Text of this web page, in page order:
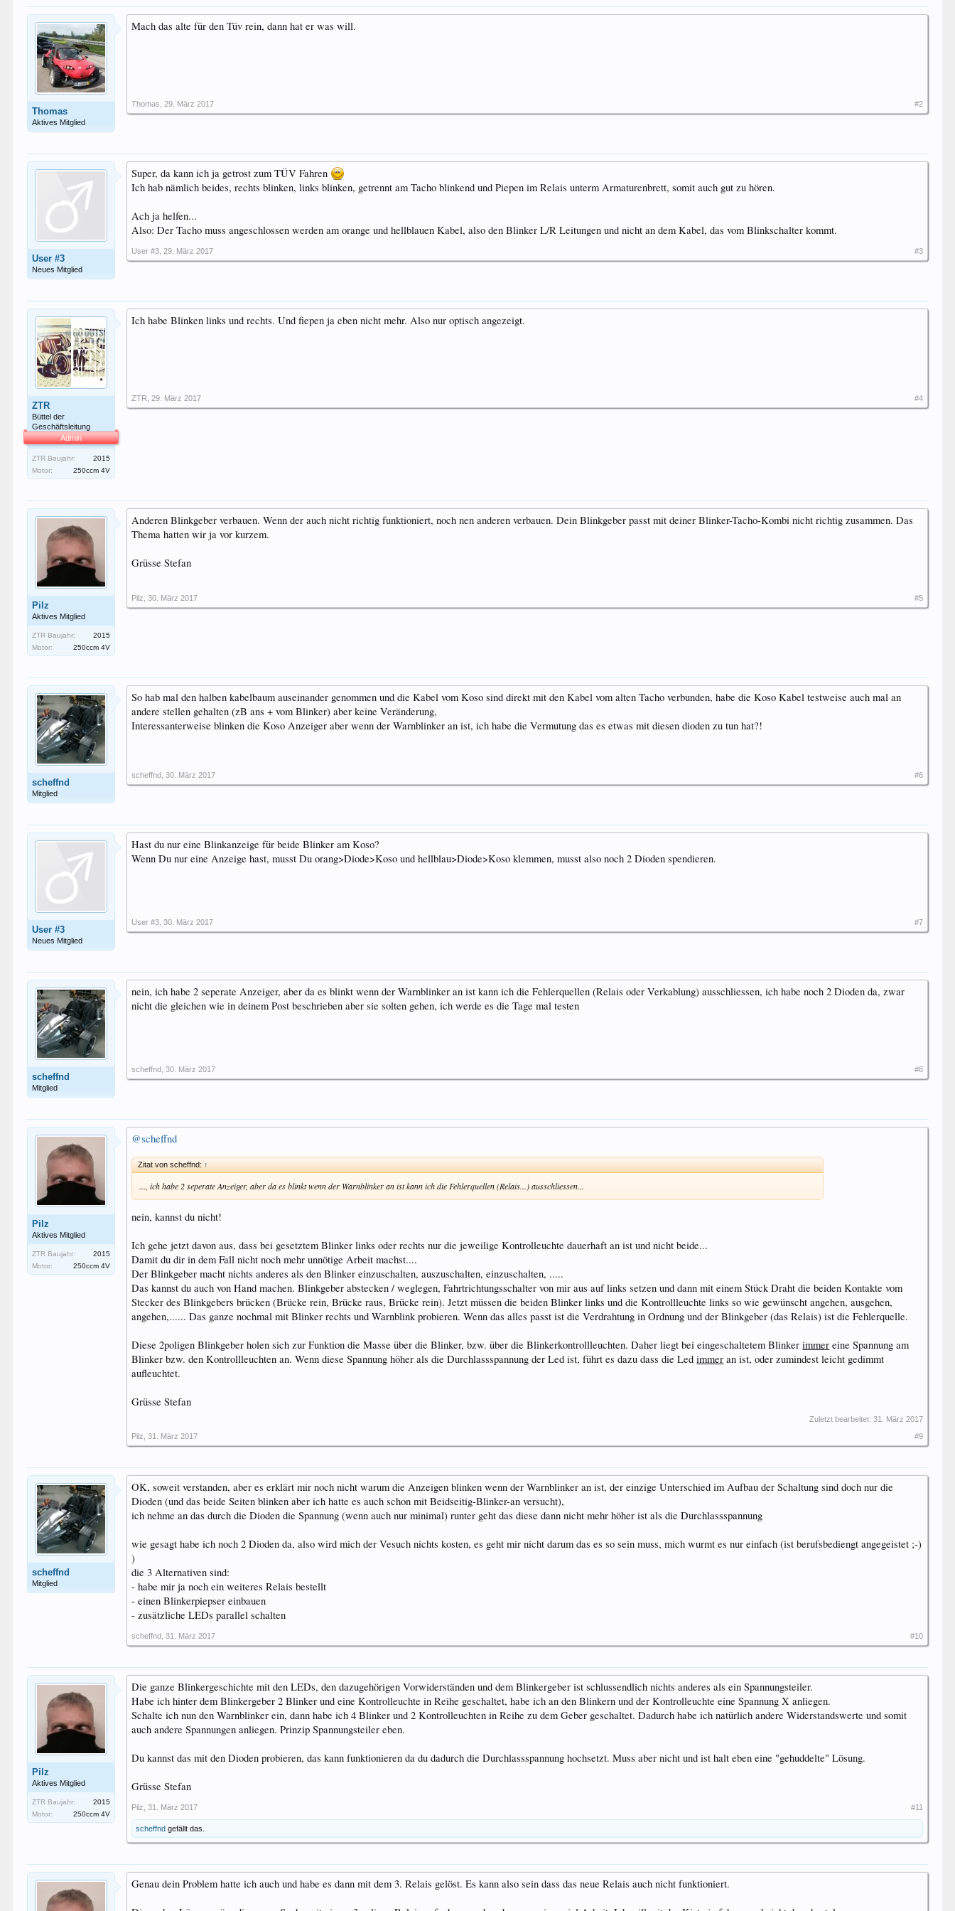
Thomas
Aktives Mitglied
Mach das alte für den Tüv rein, dann hat er was will.
Thomas 29. März 2017 #2
User #3
Neues Mitglied
Super, da kann ich ja getrost zum TÜV Fahren
Ich hab nämlich beides, rechts blinken, links blinken, getrennt am Tacho blinkend und Piepen im Relais unterm Armaturenbrett, somit auch gut zu hören.
Ach ja helfen...
Also: Der Tacho muss angeschlossen werden am orange und hellblauen Kabel, also den Blinker L/R Leitungen und nicht an dem Kabel, das vom Blinkschalter kommt.
User #3 29. März 2017 #3
ZTR
Büttel der
Geschäftsleitung
Admin
ZTR Baujahr:
2015
Motor:
250ccm 4V
Ich habe Blinken links und rechts. Und fiepen ja eben nicht mehr. Also nur optisch angezeigt.
ZTR 29. März 2017 #4
Pilz
Aktives Mitglied
ZTR Baujahr:
2015
Motor:
250ccm 4V
Anderen Blinkgeber verbauen. Wenn der auch nicht richtig funktioniert, noch nen anderen verbauen. Dein Blinkgeber passt mit deiner Blinker-Tacho-Kombi nicht richtig zusammen. Das
Thema hatten wir ja vor kurzem.
Grüsse Stefan
Pilz 30. März 2017 #5
scheffnd
Mitglied
So hab mal den halben kabelbaum auseinander genommen und die Kabel vom Koso sind direkt mit den Kabel vom alten Tacho verbunden, habe die Koso Kabel testweise auch mal an
andere stellen gehalten (zB ans + vom Blinker) aber keine Veränderung,
Interessanterweise blinken die Koso Anzeiger aber wenn der Warnblinker an ist, ich habe die Vermutung das es etwas mit diesen dioden zu tun hat?!
scheffnd 30. März 2017 #6
User #3
Neues Mitglied
Hast du nur eine Blinkanzeige für beide Blinker am Koso?
Wenn Du nur eine Anzeige hast, musst Du orang>Diode>Koso und hellblau>Diode>Koso klemmen, musst also noch 2 Dioden spendieren.
User #3 30. März 2017 #7
scheffnd
Mitglied
nein, ich habe 2 seperate Anzeiger, aber da es blinkt wenn der Warnblinker an ist kann ich die Fehlerquellen (Relais oder Verkablung) ausschliessen, ich habe noch 2 Dioden da, zwar
nicht die gleichen wie in deinem Post beschrieben aber sie solten gehen, ich werde es die Tage mal testen
scheffnd 30. März 2017 #8
Pilz
Aktives Mitglied
ZTR Baujahr:
2015
Motor:
250ccm 4V
@scheffnd
Zitat von scheffnd: ↑
..., ich habe 2 seperate Anzeiger, aber da es blinkt wenn der Warnblinker an ist kann ich die Fehlerquellen (Relais...) ausschliessen...
nein, kannst du nicht!
Ich gehe jetzt davon aus, dass bei gesetztem Blinker links oder rechts nur die jeweilige Kontrolleuchte dauerhaft an ist und nicht beide...
Damit du dir in dem Fall nicht noch mehr unnötige Arbeit machst....
Der Blinkgeber macht nichts anderes als den Blinker einzuschalten, auszuschalten, einzuschalten, .....
Das kannst du auch von Hand machen. Blinkgeber abstecken / weglegen, Fahrtrichtungsschalter von mir aus auf links setzen und dann mit einem Stück Draht die beiden Kontakte vom
Stecker des Blinkgebers brücken (Brücke rein, Brücke raus, Brücke rein). Jetzt müssen die beiden Blinker links und die Kontrollleuchte links so wie gewünscht angehen, ausgehen,
angehen,...... Das ganze nochmal mit Blinker rechts und Warnblink probieren. Wenn das alles passt ist die Verdrahtung in Ordnung und der Blinkgeber (das Relais) ist die Fehlerquelle.
Diese 2poligen Blinkgeber holen sich zur Funktion die Masse über die Blinker, bzw. über die Blinkerkontrollleuchten. Daher liegt bei eingeschaltetem Blinkerimmer eine Spannung am
Blinker bzw. den Kontrollleuchten an. Wenn diese Spannung höher als die Durchlassspannung der Led ist, führt es dazu dass die Ledimmer an ist, oder zumindest leicht gedimmt
aufleuchtet.
Grüsse Stefan
Zuletzt bearbeitet: 31. März 2017
Pilz
31. März 2017 #9
scheffnd
Mitglied
OK, soweit verstanden, aber es erklärt mir noch nicht warum die Anzeigen blinken wenn der Warnblinker an ist, der einzige Unterschied im Aufbau der Schaltung sind doch nur die
Dioden (und das beide Seiten blinken aber ich hatte es auch schon mit Beidseitig-Blinker-an versucht),
ich nehme an das durch die Dioden die Spannung (wenn auch nur minimal) runter geht das diese dann nicht mehr höher ist als die Durchlassspannung
wie gesagt habe ich noch 2 Dioden da, also wird mich der Vesuch nichts kosten, es geht mir nicht darum das es so sein muss, mich wurmt es nur einfach (ist berufsbediengt angegeistet ;-)
)
die 3 Alternativen sind:
- habe mir ja noch ein weiteres Relais bestellt
- einen Blinkerpiepser einbauen
- zusätzliche LEDs parallel schalten
scheffnd 31. März 2017 #10
Pilz
Aktives Mitglied
ZTR Baujahr:
2015
Motor:
250ccm 4V
Die ganze Blinkergeschichte mit den LEDs, den dazugehörigen Vorwiderständen und dem Blinkergeber ist schlussendlich nichts anderes als ein Spannungsteiler.
Habe ich hinter dem Blinkergeber 2 Blinker und eine Kontrolleuchte in Reihe geschaltet, habe ich an den Blinkern und der Kontrolleuchte eine Spannung X anliegen.
Schalte ich nun den Warnblinker ein, dann habe ich 4 Blinker und 2 Kontrolleuchten in Reihe zu dem Geber geschaltet. Dadurch habe ich natürlich andere Widerstandswerte und somit
auch andere Spannungen anliegen. Prinzip Spannungsteiler eben.
Du kannst das mit den Dioden probieren, das kann funktionieren da du dadurch die Durchlassspannung hochsetzt. Muss aber nicht und ist halt eben eine "gehuddelte" Lösung.
Grüsse Stefan
Pilz 31. März 2017 #11
scheffnd gefällt das.
Genau dein Problem hatte ich auch und habe es dann mit dem 3. Relais gelöst. Es kann also sein dass das neue Relais auch nicht funktioniert.